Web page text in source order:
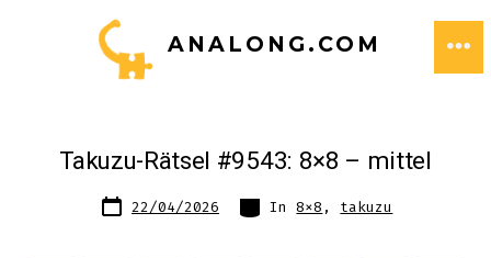
ANALONG.COM
Takuzu-Rätsel #9543: 8×8 – mittel
Datum
des 22/04/2026 Kategorien
In8x8 , takuzu